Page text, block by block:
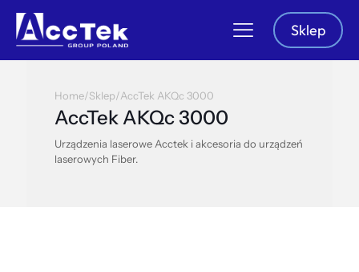
Sklep
Home/Sklep/AccTek AKQc 3000
AccTek AKQc 3000
Urządzenia laserowe Acctek i akcesoria do urządzeń
laserowych Fiber.